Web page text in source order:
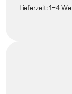
Lieferzeit:1-4